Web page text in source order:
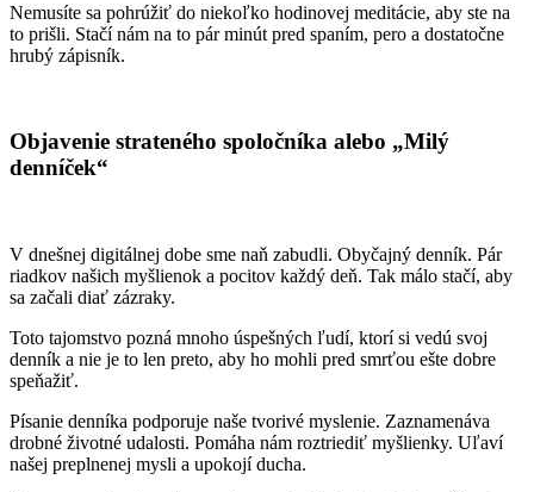
Nemusíte sa pohrúžiť do niekoľko hodinovej meditácie, aby ste na
to prišli. Stačí nám na to pár minút pred spaním, pero a dostatočne
hrubý zápisník.
Objavenie strateného spoločníka alebo „Milý
denníček“
V dnešnej digitálnej dobe sme naň zabudli. Obyčajný denník. Pár
riadkov našich myšlienok a pocitov každý deň. Tak málo stačí, aby
sa začali diať zázraky.
Toto tajomstvo pozná mnoho úspešných ľudí, ktorí si vedú svoj
denník a nie je to len preto, aby ho mohli pred smrťou ešte dobre
speňažiť.
Písanie denníka podporuje naše tvorivé myslenie. Zaznamenáva
drobné životné udalosti. Pomáha nám roztriediť myšlienky. Uľaví
našej preplnenej mysli a upokojí ducha.